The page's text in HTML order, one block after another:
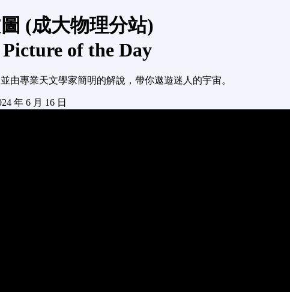
(成大物理分站)
of the Day
由專業天文學家簡明的解說，帶你遨遊迷人的宇宙。
年 6 月 16 日